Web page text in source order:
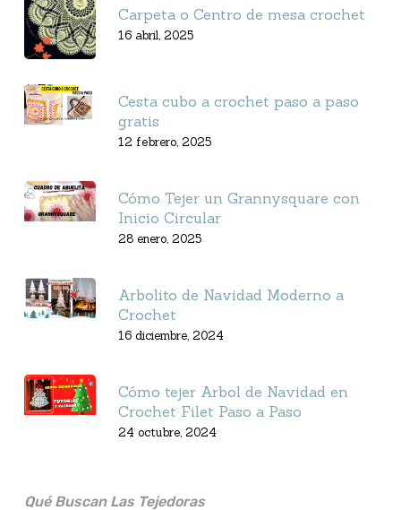
Carpeta o Centro de mesa crochet
16 abril, 2025
Cesta cubo a crochet paso a paso
gratis
12 febrero, 2025
Cómo Tejer un Grannysquare con
Inicio Circular
28 enero, 2025
Arbolito de Navidad Moderno a
Crochet
16 diciembre, 2024
Cómo tejer Arbol de Navidad en
Crochet Filet Paso a Paso
24 octubre, 2024
Qué Buscan Las Tejedoras